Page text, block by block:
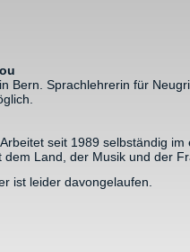
Bern. Sprachlehrerin für
seit 1989 selbständig
Land, der Musik und der
ist leider davongelaufen.